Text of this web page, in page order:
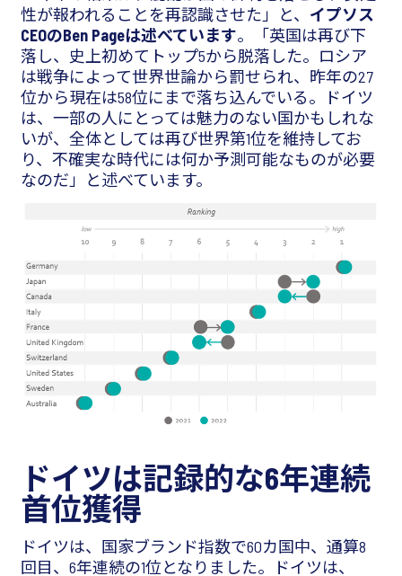
性が報われることを再認識させた」と、 イプソス
CEOのBen Pageは述べています。「英国は再び下
落し、史上初めてトップ5から脱落した。ロシア
は戦争によって世界世論から罰せられ、昨年の27
位から現在は58位にまで落ち込んでいる。ドイツ
は、一部の人にとっては魅力のない国かもしれな
いが、全体としては再び世界第1位を維持してお
り、不確実な時代には何か予測可能なものが必要
なのだ」と述べています。
ドイツは記録的な6年連続
首位獲得
ドイツは、国家ブランド指数で60カ国中、通算8
回目、6年連続の1位となりました。ドイツは、